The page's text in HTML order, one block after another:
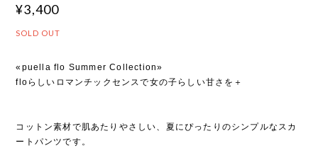
¥3,400
SOLD OUT
«puella flo Summer Collection»
floらしいロマンチックセンスで女の子らしい甘さを＋
コットン素材で肌あたりやさしい、夏にぴったりのシンプルなスカ
ートパンツです。